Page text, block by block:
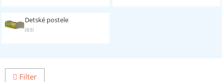
Detské postele
(83)
Filter